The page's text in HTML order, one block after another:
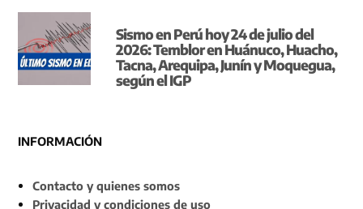
Sismo en Perú hoy 24 de julio del
2026: Temblor en Huánuco, Huacho,
Tacna, Arequipa, Junín y Moquegua,
según el IGP
INFORMACIÓN
Contacto y quienes somos
Privacidad y condiciones de uso